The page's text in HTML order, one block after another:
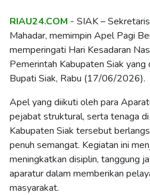
RIAU24.COM - SIAK –
Mahadar, memimpin Apel Pagi
memperingati Hari Kesadaran
Pemerintah Kabupaten Siak
Bupati Siak, Rabu (17/06/2026).
Apel yang diikuti oleh para
pejabat struktural, serta tenaga
Kabupaten Siak tersebut
penuh semangat. Kegiatan ini
meningkatkan disiplin, tanggung
aparatur dalam memberikan
masyarakat.